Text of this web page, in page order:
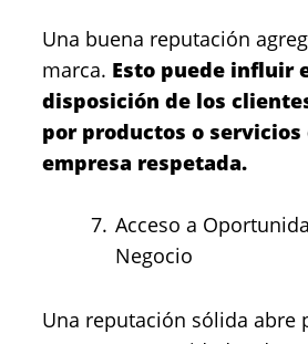
Una buena reputación
marca. Esto puede influir
disposición de los
por productos o servicios
empresa respetada.
Acceso a
Negocio
Una reputación sólida abre